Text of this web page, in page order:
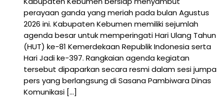
perayaan ganda yang meriah pada bulan Agustus
2026 ini. Kabupaten Kebumen memiliki sejumlah
agenda besar untuk memperingati Hari Ulang Tahun
(HUT) ke-81 Kemerdekaan Republik Indonesia serta
Hari Jadi ke-397. Rangkaian agenda kegiatan
tersebut dipaparkan secara resmi dalam sesi jumpa
pers yang berlangsung di Sasana Pambiwara Dinas
Komunikasi […]